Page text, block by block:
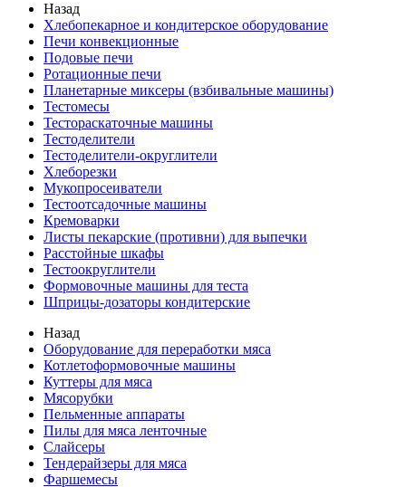
Назад
Хлебопекарное и кондитерское оборудование
Печи конвекционные
Подовые печи
Ротационные печи
Планетарные миксеры (взбивальные машины)
Тестомесы
Тестораскаточные машины
Тестоделители
Тестоделители-округлители
Хлеборезки
Мукопросеиватели
Тестоотсадочные машины
Кремоварки
Листы пекарские (противни) для выпечки
Расстойные шкафы
Тестоокруглители
Формовочные машины для теста
Шприцы-дозаторы кондитерские
Назад
Оборудование для переработки мяса
Котлетоформовочные машины
Куттеры для мяса
Мясорубки
Пельменные аппараты
Пилы для мяса ленточные
Слайсеры
Тендерайзеры для мяса
Фаршемесы